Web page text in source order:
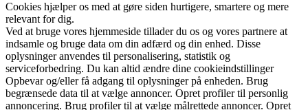
Cookies hjælper os med at gøre siden hurtigere, smartere og mere
relevant for dig.
Ved at bruge vores hjemmeside tillader du os og vores partnere at
indsamle og bruge data om din adfærd og din enhed. Disse
oplysninger anvendes til personalisering, statistik og
serviceforbedring. Du kan altid ændre dine cookieindstillinger
Opbevar og/eller få adgang til oplysninger på enheden. Brug
begrænsede data til at vælge annoncer. Opret profiler til personlig
annoncering. Brug profiler til at vælge målrettede annoncer. Opret